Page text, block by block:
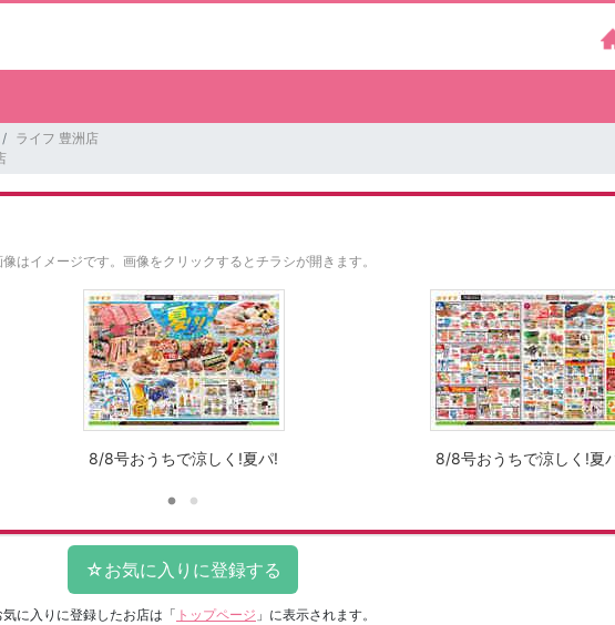
ライフ 豊洲店
はイメージです。 画像をクリックするとチラシが開きます。
8/8号おうちで涼しく!夏パ! 8/8号おうちで涼しく!夏
気に入りに登録したお店は 「 トップページ 」に表示されます。